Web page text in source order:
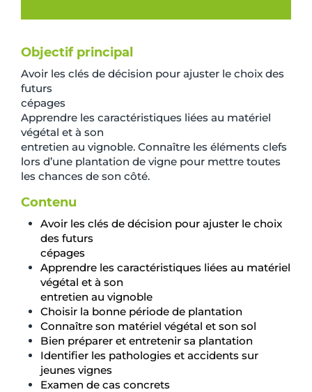
Objectif principal
Avoir les clés de décision pour ajuster le choix des
futurs
cépages
Apprendre les caractéristiques liées au matériel
végétal et à son
entretien au vignoble. Connaître les éléments clefs
lors d’une plantation de vigne pour mettre toutes
les chances de son côté.
Contenu
Avoir les clés de décision pour ajuster le choix
des futurs
cépages
Apprendre les caractéristiques liées au matériel
végétal et à son
entretien au vignoble
Choisir la bonne période de plantation
Connaître son matériel végétal et son sol
Bien préparer et entretenir sa plantation
Identifier les pathologies et accidents sur
jeunes vignes
Examen de cas concrets